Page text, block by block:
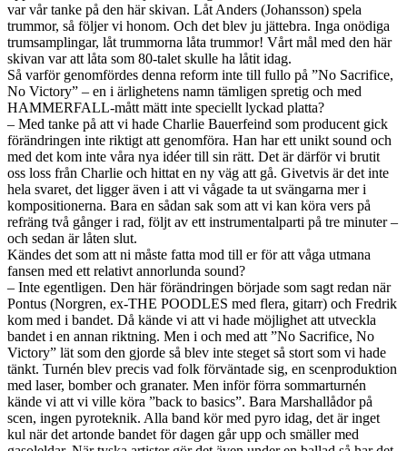
var vår tanke på den här skivan. Låt Anders (Johansson) spela
trummor, så följer vi honom. Och det blev ju jättebra. Inga onödiga
trumsamplingar, låt trummorna låta trummor! Vårt mål med den här
skivan var att låta som 80-talet skulle ha låtit idag.
Så varför genomfördes denna reform inte till fullo på ”No Sacrifice,
No Victory” – en i ärlighetens namn tämligen spretig och med
HAMMERFALL-mått mätt inte speciellt lyckad platta?
– Med tanke på att vi hade Charlie Bauerfeind som producent gick
förändringen inte riktigt att genomföra. Han har ett unikt sound och
med det kom inte våra nya idéer till sin rätt. Det är därför vi brutit
oss loss från Charlie och hittat en ny väg att gå. Givetvis är det inte
hela svaret, det ligger även i att vi vågade ta ut svängarna mer i
kompositionerna. Bara en sådan sak som att vi kan köra vers på
refräng två gånger i rad, följt av ett instrumentalparti på tre minuter –
och sedan är låten slut.
Kändes det som att ni måste fatta mod till er för att våga utmana
fansen med ett relativt annorlunda sound?
– Inte egentligen. Den här förändringen började som sagt redan när
Pontus (Norgren, ex-THE POODLES med flera, gitarr) och Fredrik
kom med i bandet. Då kände vi att vi hade möjlighet att utveckla
bandet i en annan riktning. Men i och med att ”No Sacrifice, No
Victory” lät som den gjorde så blev inte steget så stort som vi hade
tänkt. Turnén blev precis vad folk förväntade sig, en scenproduktion
med laser, bomber och granater. Men inför förra sommarturnén
kände vi att vi ville köra ”back to basics”. Bara Marshallådor på
scen, ingen pyroteknik. Alla band kör med pyro idag, det är inget
kul när det artonde bandet för dagen går upp och smäller med